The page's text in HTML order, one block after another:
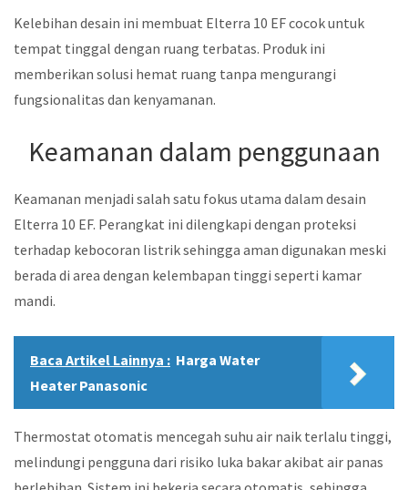
Kelebihan desain ini membuat Elterra 10 EF cocok untuk
tempat tinggal dengan ruang terbatas. Produk ini
memberikan solusi hemat ruang tanpa mengurangi
fungsionalitas dan kenyamanan.
Keamanan dalam penggunaan
Keamanan menjadi salah satu fokus utama dalam desain
Elterra 10 EF. Perangkat ini dilengkapi dengan proteksi
terhadap kebocoran listrik sehingga aman digunakan meski
berada di area dengan kelembapan tinggi seperti kamar
mandi.
Baca Artikel Lainnya : Harga Water
Heater Panasonic
Thermostat otomatis mencegah suhu air naik terlalu tinggi,
melindungi pengguna dari risiko luka bakar akibat air panas